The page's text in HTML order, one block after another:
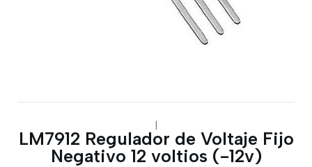
|
LM7912 Regulador de Voltaje Fijo
Negativo 12 voltios (-12v)